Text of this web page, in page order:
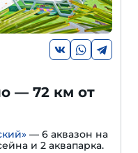
— 72 км от
— 6 аквазон на
и 2 аквапарка.